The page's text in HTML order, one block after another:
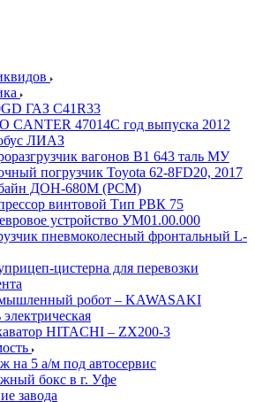
ГАЗ С41R33
CANTER 47014C год выпуска 2012
ЛИАЗ
вагонов В1 643 таль МУ
погрузчик Toyota 62-8FD20, 2017
ДОН-680М (РСМ)
винтовой Тип РВК 75
устройство УМ01.00.000
пневмоколесный фронтальный L-
цистерна для перевозки
робот – KAWASAKI
электрическая
HITACHI – ZX200-3
на 5 а/м под автосервис
бокс в г. Уфе
завода